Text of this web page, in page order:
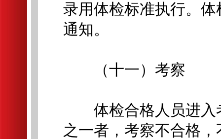
录用体检标准执行。
通知。
（十一）考察
体检合格人员进入
之一者，考察不合格